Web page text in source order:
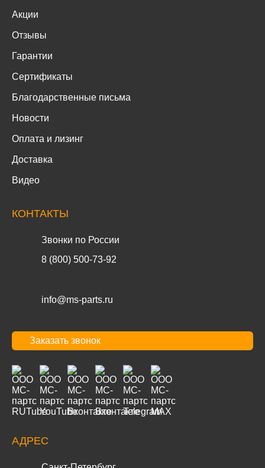
Акции
Отзывы
Гарантии
Сертификаты
Благодарственные письма
Новости
Оплата и лизинг
Доставка
Видео
КОНТАКТЫ
Звонки по России
8 (800) 500-73-92
info@ms-parts.ru
Заказать звонок
АДРЕС